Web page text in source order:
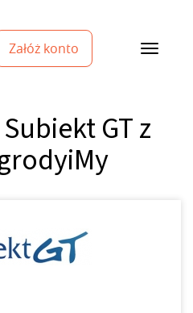
Załóż konto
GT z